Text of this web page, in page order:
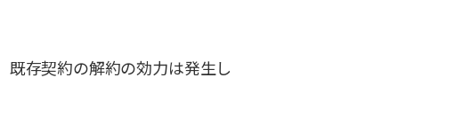
存契約の解約の効力は発生し